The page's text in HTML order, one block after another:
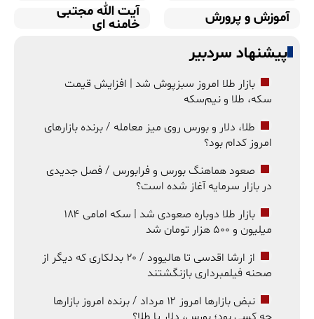
آموزش و پرورش
آیت الله مجتبی
خامنه ای
پیشنهاد سردبیر
بازار طلا امروز سبزپوش شد | افزایش قیمت
سکه، طلا و نیم‌سکه
طلا، دلار و بورس روی میز معامله / برنده بازارهای
امروز کدام بود؟
صعود هماهنگ بورس و فرابورس / فصل جدیدی
در بازار سرمایه آغاز شده است؟
بازار طلا دوباره صعودی شد | سکه امامی ۱۸۴
میلیون و ۵۰۰ هزار تومان شد
از ارشا اقدسی تا هالیوود / ۲۰ بدلکاری که دیگر از
صحنه فیلمبرداری بازنگشتند
نبض بازارها امروز ۱۲ مرداد / برنده امروز بازارها